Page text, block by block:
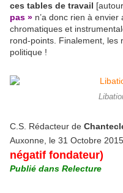
ces tables de travail
pas » n’a donc rien à
chromatiques et
rond-points. Finalement, les
politique !
C.S. Rédacteur de
Auxonne, le 31 Octobre 2015
négatif fondateur)
Publié dans Relecture